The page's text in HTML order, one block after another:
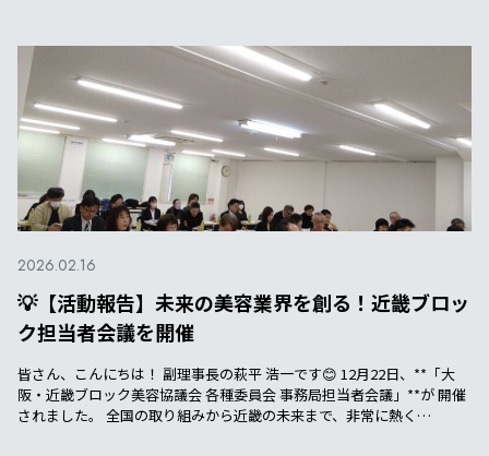
2026.02.16
💡【活動報告】未来の美容業界を創る！近畿ブロッ
ク担当者会議を開催
皆さん、こんにちは！ 副理事長の萩平 浩一です😊 12月22日、**「大
阪・近畿ブロック美容協議会 各種委員会 事務局担当者会議」**が 開催
されました。 全国の取り組みから近畿の未来まで、非常に熱く…